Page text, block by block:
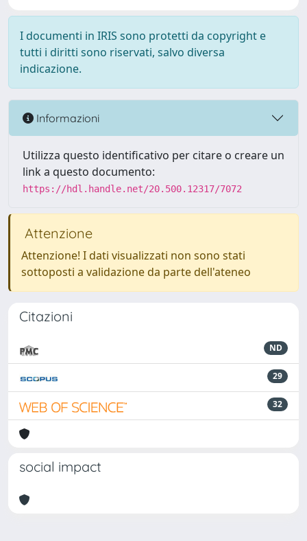
I documenti in IRIS sono protetti da copyright e
tutti i diritti sono riservati, salvo diversa
indicazione.
Informazioni
Utilizza questo identificativo per citare o creare un
link a questo documento:
https://hdl.handle.net/20.500.12317/7072
Attenzione
Attenzione! I dati visualizzati non sono stati
sottoposti a validazione da parte dell'ateneo
Citazioni
ND
29
32
social impact